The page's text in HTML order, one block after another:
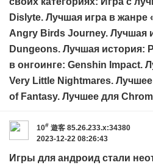
Dislyte. Лучшая игра в жанре
Angry Birds Journey. Лучшая
Dungeons. Лучшая история:
в онгоинге: Genshin Impact.
Very Little Nightmares.
of Fantasy. Лучшее для
10# 遊客 85.26.233.x:34380
2023-12-22 08:26:43
Игры для андроид стали